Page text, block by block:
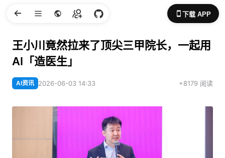
下载 APP
王小川竟然拉来了顶尖三甲院长，一起用
AI「造医生」
AI资讯 2026-06-03 14:33 +8179 阅读